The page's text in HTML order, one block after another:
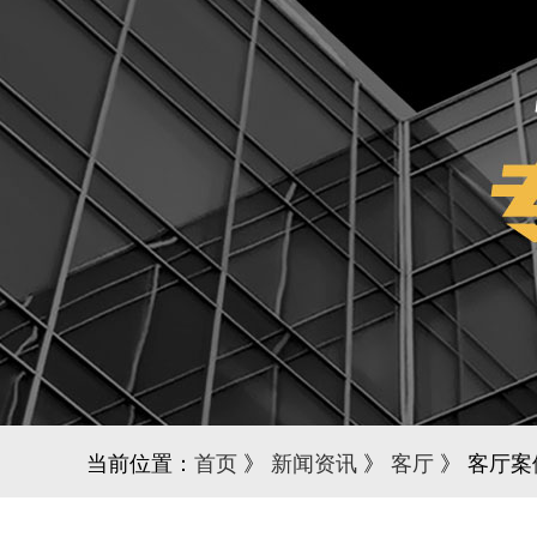
当前位置： 首页 》 新闻资讯 》 客厅 》 客厅